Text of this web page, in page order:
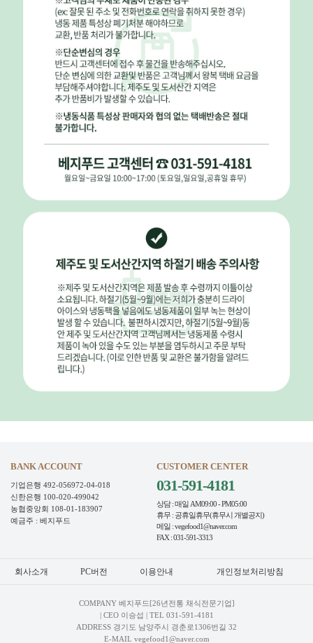
BANK ACCOUNT
기업은행 492-056972-04-018
신한은행 100-020-499042
농협중앙회 108-01-183907
예금주 : 베지푸드
CUSTOMER CENTER
031-591-4181
상담 : 매일 AM09:00 - PM05:00
휴무 : 공휴일휴무(휴무시 개별공지)
메일 : vegefood1@naver.com
FAX : 031-591-3313
회사소개 PC버전 이용안내 개인정보처리방침
COMPANY 베지푸드[26년전통 채식전문기업]
| CEO 이승섭 | TEL 031-591-4181
ADDRESS 경기도 남양주시 경춘로1306번길 32
E-MAIL vegefood1@naver.com